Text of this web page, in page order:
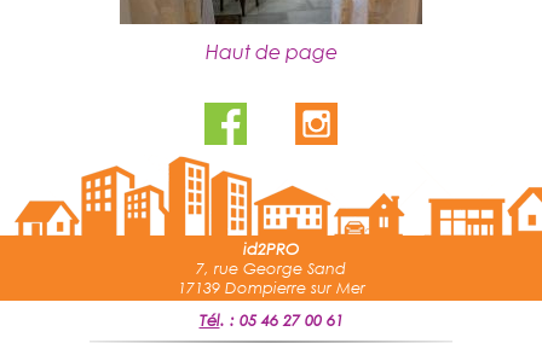
Haut de page
id2PRO
7, rue George Sand
17139 Dompierre sur Mer
Tél. : 05 46 27 00 61